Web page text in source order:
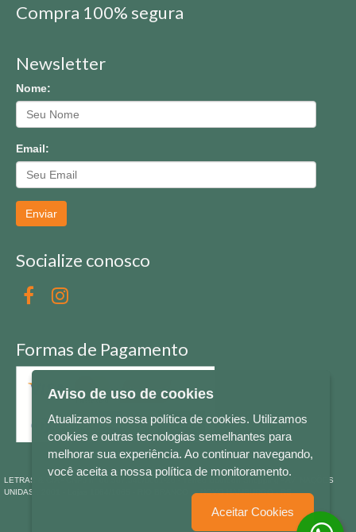
Compra 100% segura
Newsletter
Nome:
Email:
Enviar
Socialize conosco
Formas de Pagamento
LETRAS & CIA - CNPJ n° 88.587.548/0001-20 - Térreo Bourbon Shopping - AV. NAÇÕES
UNIDAS , 2001 - Lojas 1064/1065 - RIO BRANCO - - NOVO HAMBURGO - RS
Aviso de uso de cookies
Atualizamos nossa política de cookies. Utilizamos
cookies e outras tecnologias semelhantes para
melhorar sua experiência. Ao continuar navegando,
você aceita a nossa política de monitoramento.
Aceitar Cookies